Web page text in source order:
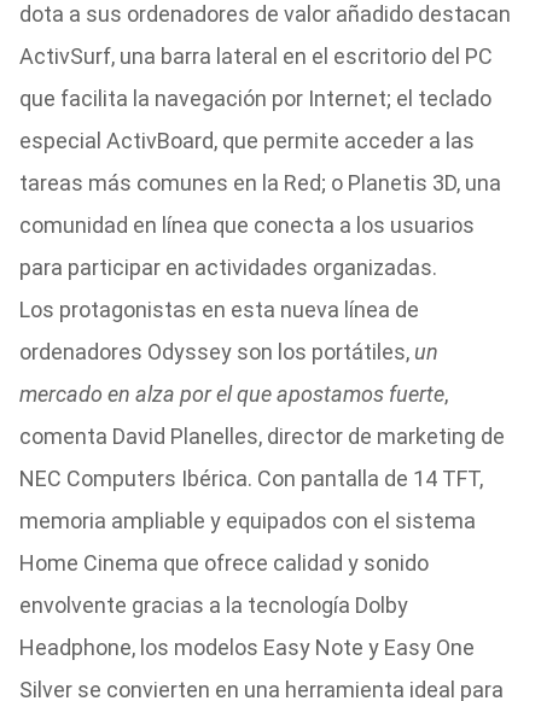
dota a sus ordenadores de valor añadido destacan
ActivSurf, una barra lateral en el escritorio del PC
que facilita la navegación por Internet; el teclado
especial ActivBoard, que permite acceder a las
tareas más comunes en la Red; o Planetis 3D, una
comunidad en línea que conecta a los usuarios
para participar en actividades organizadas.
Los protagonistas en esta nueva línea de
ordenadores Odyssey son los portátiles, un
mercado en alza por el que apostamos fuerte,
comenta David Planelles, director de marketing de
NEC Computers Ibérica. Con pantalla de 14 TFT,
memoria ampliable y equipados con el sistema
Home Cinema que ofrece calidad y sonido
envolvente gracias a la tecnología Dolby
Headphone, los modelos Easy Note y Easy One
Silver se convierten en una herramienta ideal para